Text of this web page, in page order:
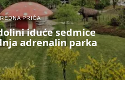
PRIČA
iduće sedmice
adrenalin parka